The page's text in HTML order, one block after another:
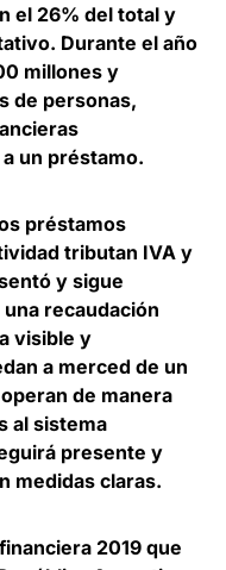
el 26% del total y
Durante el año
millones y
de personas,
un préstamo.
préstamos
tributan IVA y
y sigue
una recaudación
visible y
a merced de un
de manera
al sistema
presente y
medidas claras.
2019 que